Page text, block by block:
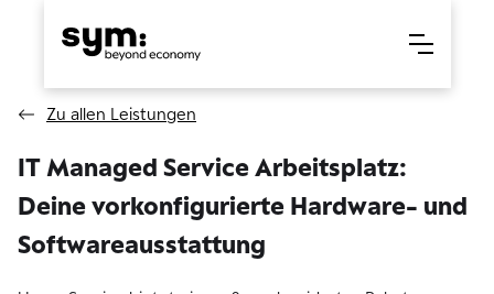
Zu allen Leistungen
IT Managed Service Arbeitsplatz:
Deine vorkonfigurierte Hardware- und
Softwareausstattung